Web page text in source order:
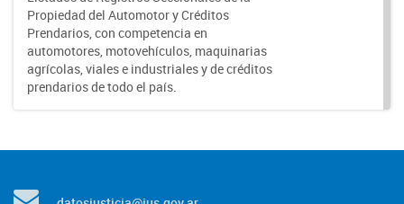
Propiedad del Automotor y Créditos
Prendarios, con competencia en
automotores, motovehículos, maquinarias
agrícolas, viales e industriales y de créditos
prendarios de todo el país.